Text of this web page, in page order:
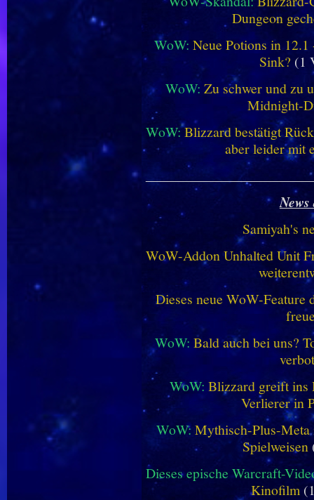
Dungeon
WoW:Neue Potions in
Sink? (1
WoW: Zu schwer und zu
Midnight-
WoW:Blizzard bestätigt
aber leider mit
Samiyah's
WoW-Addon Unhalted Unit
Dieses neue WoW-
WoW: Bald auch bei uns?
WoW: Blizzard greift ins
Verlierer in
WoW:Mythisch-Plus-Meta
Spielweisen
Dieses epische Warcraft-
Kinofilm